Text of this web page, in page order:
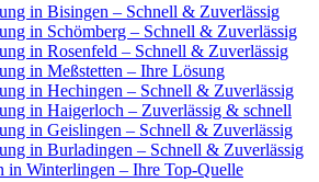
in Bisingen – Schnell & Zuverlässig
in Schömberg – Schnell & Zuverlässig
in Rosenfeld – Schnell & Zuverlässig
in Meßstetten – Ihre Lösung
in Hechingen – Schnell & Zuverlässig
in Haigerloch – Zuverlässig & schnell
in Geislingen – Schnell & Zuverlässig
in Burladingen – Schnell & Zuverlässig
in Winterlingen – Ihre Top-Quelle